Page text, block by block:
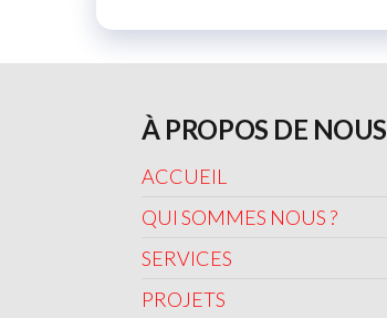
À PROPOS DE NOUS
ACCUEIL
QUI SOMMES NOUS ?
SERVICES
PROJETS